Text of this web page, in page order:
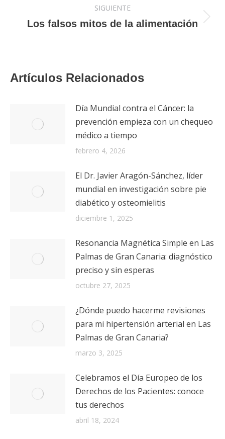
SIGUIENTE
Publicación
Los falsos mitos de la alimentación
Artículos Relacionados
Día Mundial contra el Cáncer: la
prevención empieza con un chequeo
médico a tiempo
febrero 4, 2026
El Dr. Javier Aragón-Sánchez, líder
mundial en investigación sobre pie
diabético y osteomielitis
diciembre 1, 2025
Resonancia Magnética Simple en Las
Palmas de Gran Canaria: diagnóstico
preciso y sin esperas
octubre 27, 2025
¿Dónde puedo hacerme revisiones
para mi hipertensión arterial en Las
Palmas de Gran Canaria?
marzo 3, 2025
Celebramos el Día Europeo de los
Derechos de los Pacientes: conoce
tus derechos
abril 18, 2024